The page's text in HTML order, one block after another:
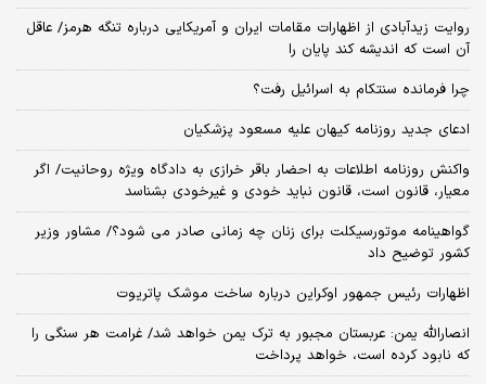
روایت زیدآبادی از اظهارات مقامات ایران و آمریکایی درباره تنگه هرمز/ عاقل
آن است که اندیشه کند پایان را
چرا فرمانده سنتکام به اسرائیل رفت؟
ادعای جدید روزنامه کیهان علیه مسعود پزشکیان
واکنش روزنامه اطلاعات به احضار باقر خرازی به دادگاه ویژه روحانیت/ اگر
معیار، قانون است، قانون نباید خودی و غیرخودی بشناسد
گواهینامه موتورسیکلت برای زنان چه زمانی صادر می شود؟/ مشاور وزیر
کشور توضیح داد
اظهارات رئیس جمهور اوکراین درباره ساخت موشک پاتریوت
انصارالله یمن: عربستان مجبور به ترک یمن خواهد شد/ غرامت هر سنگی را
که نابود کرده است، خواهد پرداخت